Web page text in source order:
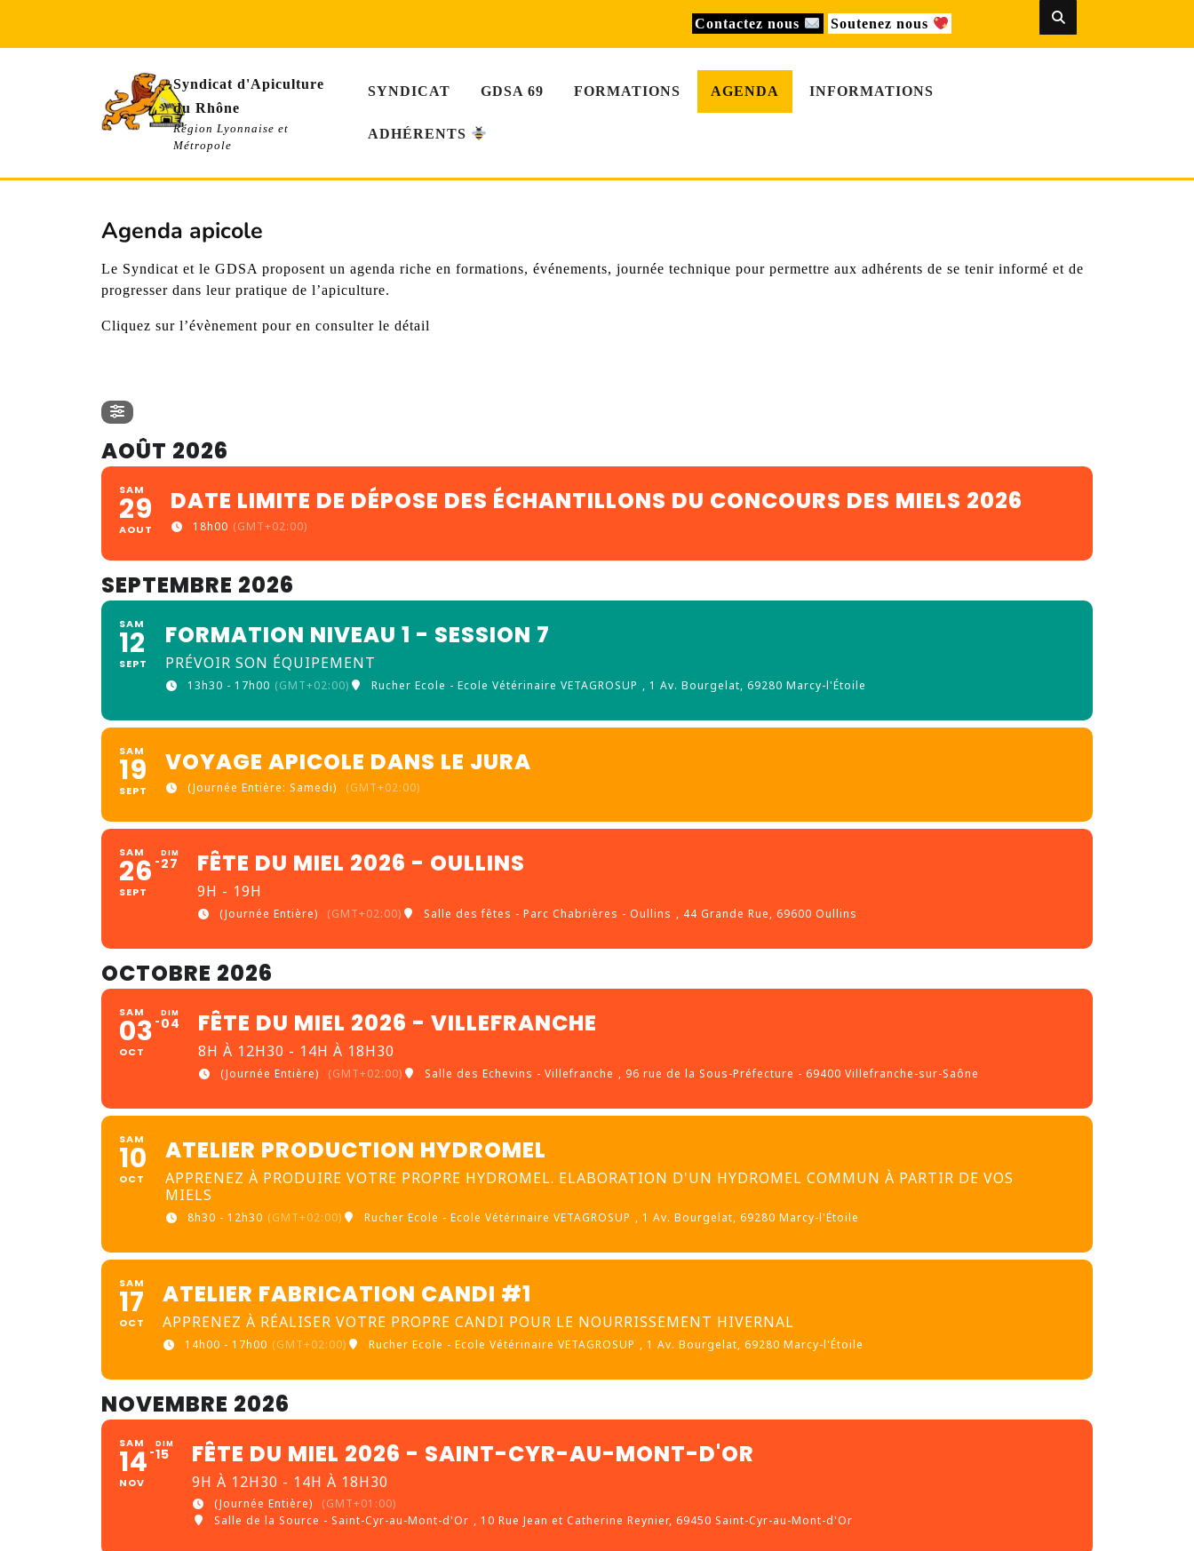
content
Contactez nous Soutenez nous
Syndicat d'Apiculture
du Rhône
Région Lyonnaise et
Métropole
SYNDICAT GDSA 69 FORMATIONS AGENDA INFORMATIONS
ADHÉRENTS
Agenda apicole
Le Syndicat et le GDSA proposent un agenda riche en formations, événements, journée technique pour permettre aux adhérents de se tenir informé et de
progresser dans leur pratique de l’apiculture.
Cliquez sur l’évènement pour en consulter le détail
AOÛT 2026
SAM
29
AOUT
DATE LIMITE DE DÉPOSE DES ÉCHANTILLONS DU CONCOURS DES MIELS 2026
18h00 (GMT+02:00)
SEPTEMBRE 2026
SAM
12
SEPT
FORMATION NIVEAU 1 - SESSION 7
PRÉVOIR SON ÉQUIPEMENT
13h30 - 17h00 (GMT+02:00) Rucher Ecole - Ecole Vétérinaire VETAGROSUP , 1 Av. Bourgelat, 69280 Marcy-l'Étoile
SAM
19
SEPT
VOYAGE APICOLE DANS LE JURA
(Journée Entière: Samedi) (GMT+02:00)
SAM
26
SEPT
DIM
27 FÊTE DU MIEL 2026 - OULLINS
9H - 19H
(Journée Entière) (GMT+02:00) Salle des fêtes - Parc Chabrières - Oullins , 44 Grande Rue, 69600 Oullins
OCTOBRE 2026
SAM
03
OCT
DIM
04 FÊTE DU MIEL 2026 - VILLEFRANCHE
8H À 12H30 - 14H À 18H30
(Journée Entière) (GMT+02:00) Salle des Echevins - Villefranche , 96 rue de la Sous-Préfecture - 69400 Villefranche-sur-Saône
SAM
10
OCT
ATELIER PRODUCTION HYDROMEL
APPRENEZ À PRODUIRE VOTRE PROPRE HYDROMEL. ELABORATION D'UN HYDROMEL COMMUN À PARTIR DE VOS
MIELS
8h30 - 12h30 (GMT+02:00) Rucher Ecole - Ecole Vétérinaire VETAGROSUP , 1 Av. Bourgelat, 69280 Marcy-l'Étoile
SAM
17
OCT
ATELIER FABRICATION CANDI #1
APPRENEZ À RÉALISER VOTRE PROPRE CANDI POUR LE NOURRISSEMENT HIVERNAL
14h00 - 17h00 (GMT+02:00) Rucher Ecole - Ecole Vétérinaire VETAGROSUP , 1 Av. Bourgelat, 69280 Marcy-l'Étoile
NOVEMBRE 2026
SAM
14
NOV
DIM
15 FÊTE DU MIEL 2026 - SAINT-CYR-AU-MONT-D'OR
9H À 12H30 - 14H À 18H30
(Journée Entière)
(GMT+01:00)
Salle de la Source - Saint-Cyr-au-Mont-d'Or , 10 Rue Jean et Catherine Reynier, 69450 Saint-Cyr-au-Mont-d'Or